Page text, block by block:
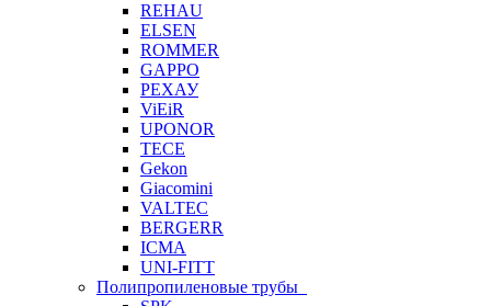
REHAU
ELSEN
ROMMER
GAPPO
РЕХАУ
ViEiR
UPONOR
TECE
Gekon
Giacomini
VALTEC
BERGERR
ICMA
UNI-FITT
Полипропиленовые трубы